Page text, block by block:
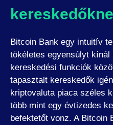
Bitcoin Bank egy intuitív
tökéletes egyensúlyt
kereskedési funkciók
tapasztalt kereskedők
kriptovaluta piaca széles
több mint egy évtizedes
befektetőt vonz. A Bitcoin